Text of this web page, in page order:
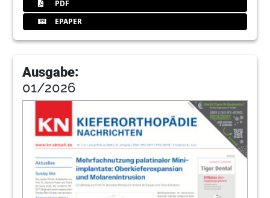
PDF
EPAPER
Ausgabe:
01/2026